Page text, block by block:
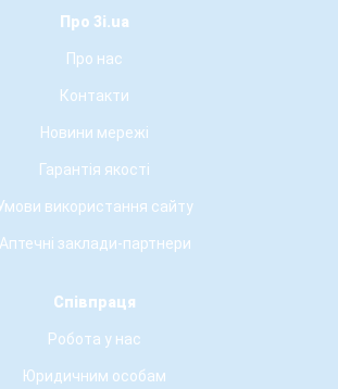
Про 3i.ua
Про нас
Контакти
Новини мережі
Гарантія якості
використання сайту
Аптечні заклади-партнери
Співпраця
Робота у нас
Юридичним особам